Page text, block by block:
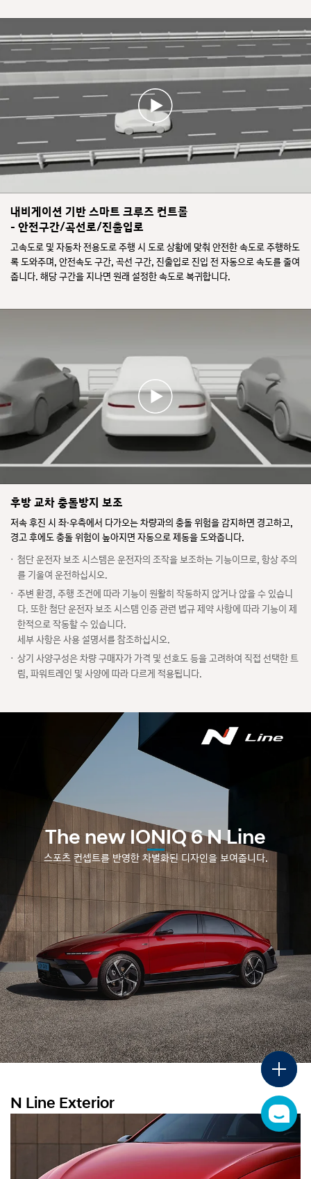
내비게이션 기반 스마트 크루즈 컨트롤
- 안전구간/곡선로/진출입로
고속도로 및 자동차 전용도로 주행 시 도로 상황에 맞춰 안전한 속도로 주행하도
록 도와주며, 안전속도 구간, 곡선 구간, 진출입로 진입 전 자동으로 속도를 줄여
줍니다. 해당 구간을 지나면 원래 설정한 속도로 복귀합니다.
후방 교차 충돌방지 보조
저속 후진 시 좌·우측에서 다가오는 차량과의 충돌 위험을 감지하면 경고하고,
경고 후에도 충돌 위험이 높아지면 자동으로 제동을 도와줍니다.
첨단 운전자 보조 시스템은 운전자의 조작을 보조하는 기능이므로, 항상 주의
를 기울여 운전하십시오.
주변 환경, 주행 조건에 따라 기능이 원활히 작동하지 않거나 않을 수 있습니
다. 또한 첨단 운전자 보조 시스템 인증 관련 법규 제약 사항에 따라 기능이 제
한적으로 작동할 수 있습니다.
세부 사항은 사용 설명서를 참조하십시오.
상기 사양구성은 차량 구매자가 가격 및 선호도 등을 고려하여 직접 선택한 트
림, 파워트레인 및 사양에 따라 다르게 적용됩니다.
The new IONIQ 6 N Line
스포츠 컨셉트를 반영한 차별화된 디자인을 보여줍니다.
N Line Exterior
로
팅
메
뉴
열
기
이
달
의
구
매
혜
택
이달의 구매혜택
가
격
표
가격표
로
그
카탈로그
그
전시차 조회
챗
봇
새
창
열